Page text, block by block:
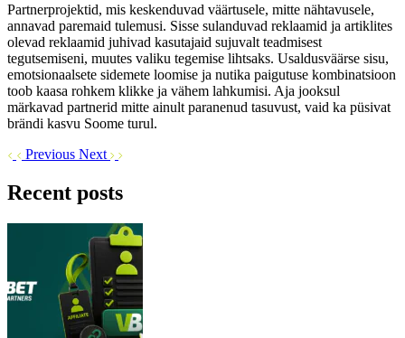
Partnerprojektid, mis keskenduvad väärtusele, mitte nähtavusele,
annavad paremaid tulemusi. Sisse sulanduvad reklaamid ja artiklites
olevad reklaamid juhivad kasutajaid sujuvalt teadmisest
tegutsemiseni, muutes valiku tegemise lihtsaks. Usaldusväärse sisu,
emotsionaalsete sidemete loomise ja nutika paigutuse kombinatsioon
toob kaasa rohkem klikke ja vähem lahkumisi. Aja jooksul
märkavad partnerid mitte ainult paranenud tasuvust, vaid ka püsivat
brändi kasvu Soome turul.
Previous Next
Recent posts